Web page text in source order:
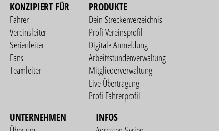
KONZIPIERT FÜR
Fahrer
Vereinsleiter
Serienleiter
Fans
Teamleiter
PRODUKTE
Dein Streckenverzeichnis
Profi Vereinsprofil
Digitale Anmeldung
Arbeitsstundenverwaltung
Mitgliederverwaltung
Live Übertragung
Profi Fahrerprofil
UNTERNEHMEN
INFOS